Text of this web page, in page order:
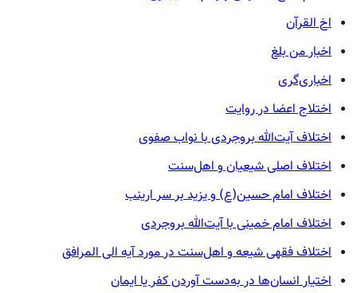
اخ القرآن
اخبار من بلغ
اخباری‌گری
اختلاج اعضا در روایت
اختلاف آیت‌الله بروجردی با نواب صفوی
اختلاف اصلی شیعیان و اهل‌سنت
اختلاف امام حسین(ع) و یزید بر سر ارینب
اختلاف امام خمینی با آیت‌الله بروجردی
اختلاف فقهی شیعه و اهل‌سنت در مورد آیه الی المرافق
اختیار انسان‌ها در به‌دست آوردن کفر یا ایمان